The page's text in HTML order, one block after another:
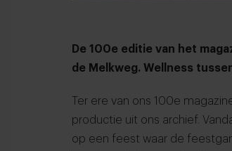
De 100e editie van het
de Melkweg. Wellness
Ter ere van ons 100e
productie uit ons archief.
op een feest waar de